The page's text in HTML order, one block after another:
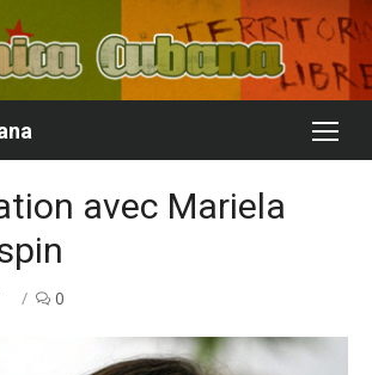
avec Mariela
Auteur/autrice
0